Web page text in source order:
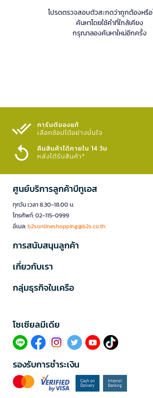
โปรดตรวจสอบตัวสะกดว่าถูกต้องหรือ
ค้นหาโดยใช้คำที่ใกล้เคียง
กรุณาลองค้นหาใหม่อีกครั้ง
การันตีของแท้
เลือกช้อปได้อย่างมั่นใจ​
คืนสินค้าได้ภายใน 14 วัน
หลังได้รับสินค้า*
ศูนย์บริการลูกค้าบีทูเอส
ทุกวัน เวลา 8.30-18.00 น.
โทรศัพท์: 02-115-0999
อีเมล:b2sonlineshopping@b2s.co.th
การสนับสนุนลูกค้า
เกี่ยวกับเรา
กลุ่มธุรกิจในเครือ
โซเซียลมีเดีย​
รองรับการชำระเงิน